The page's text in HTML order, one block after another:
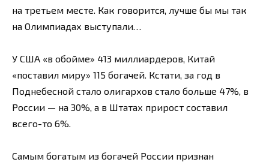
на третьем месте. Как говорится, лучше бы мы так
на Олимпиадах выступали…
У США «в обойме» 413 миллиардеров, Китай
«поставил миру» 115 богачей. Кстати, за год в
Поднебесной стало олигархов стало больше 47%, в
России — на 30%, а в Штатах прирост составил
всего-то 6%.
Самым богатым из богачей России признан